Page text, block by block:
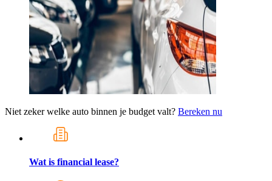
Niet zeker welke auto binnen je budget valt? Bereken nu
Wat is financial lease?